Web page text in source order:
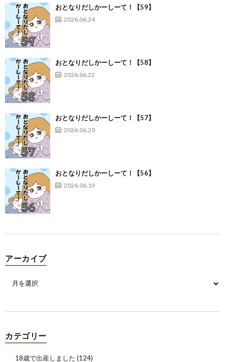
おとなりだしかーしーて！【59】
2026.06.24
おとなりだしかーしーて！【58】
2026.06.22
おとなりだしかーしーて！【57】
2026.06.20
おとなりだしかーしーて！【56】
2026.06.19
アーカイブ
カテゴリー
18歳で出産しました (124)